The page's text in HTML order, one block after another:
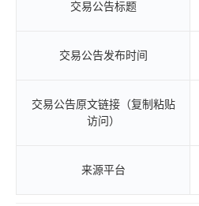
交易公告标题
交易公告发布时间
交易公告原文链接（复制粘贴
访问）
来源平台